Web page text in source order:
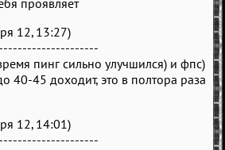
проявляет
12, 13:27)
пинг сильно улучшился) и фпс)
40-45 доходит, это в полтора раза
12, 14:01)